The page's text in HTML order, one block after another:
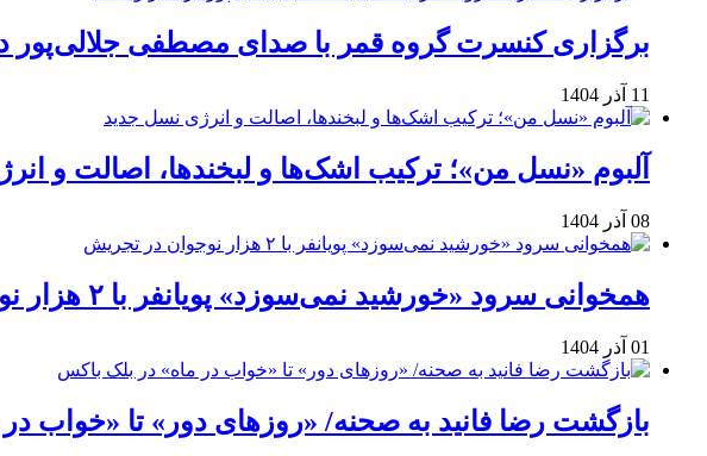
برگزاری کنسرت گروه قمر با صدای مصطفی جلالی‌پور
11 آذر 1404
آلبوم «نسل من»؛ ترکیب اشک‌ها و لبخندها، اصالت و
08 آذر 1404
همخوانی سرود «خورشید نمی‌سوزد» پویانفر با ۲ هزار نوجوان در تجریش
01 آذر 1404
بازگشت رضا فانید به صحنه/ «روزهای دور» تا «خواب